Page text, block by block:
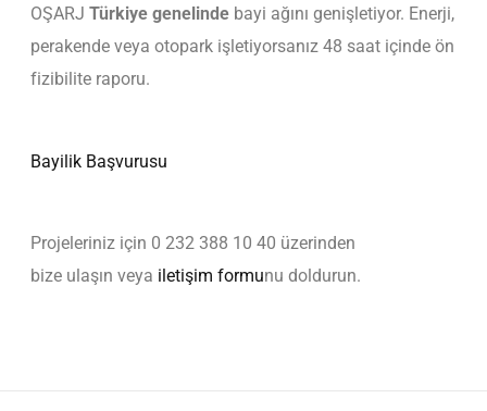
OŞARJ Türkiye genelinde bayi ağını genişletiyor. Enerji,
perakende veya otopark işletiyorsanız 48 saat içinde ön
fizibilite raporu.
Bayilik Başvurusu
Projeleriniz için 0 232 388 10 40 üzerinden
bize ulaşın veya iletişim formunu doldurun.